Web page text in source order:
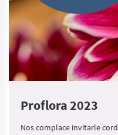
Proflora 2023
Nos complace invitarle